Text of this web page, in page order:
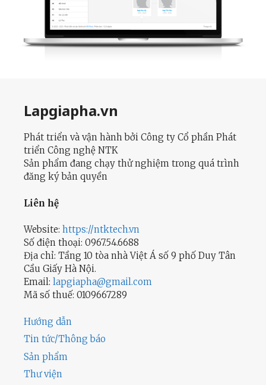
Lapgiapha.vn
Phát triển và vận hành bởi Công ty Cổ phần Phát
triển Công nghệ NTK
Sản phẩm đang chạy thử nghiệm trong quá trình
đăng ký bản quyền
Liên hệ
Website: https://ntktech.vn
Số điện thoại: 0967.54.6688
Địa chỉ: Tầng 10 tòa nhà Việt Á số 9 phố Duy Tân
Cầu Giấy Hà Nội.
Email: lapgiapha@gmail.com
Mã số thuế: 0109667289
Hướng dẫn
Tin tức/Thông báo
Sản phẩm
Thư viện